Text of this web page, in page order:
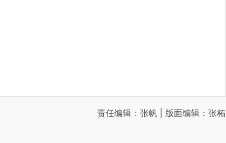
责任编辑：张帆 | 版面编辑：张柘